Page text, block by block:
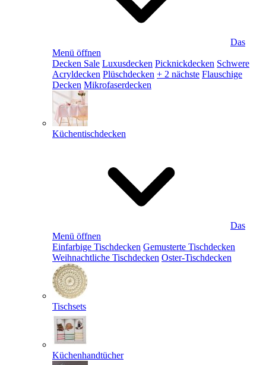
Das
Menü öffnen
Decken Sale Luxusdecken Picknickdecken Schwere
Acryldecken Plüschdecken + 2 nächste Flauschige
Decken Mikrofaserdecken
Küchentischdecken
Das
Menü öffnen
Einfarbige Tischdecken Gemusterte Tischdecken
Weihnachtliche Tischdecken Oster-Tischdecken
Tischsets
Küchenhandtücher